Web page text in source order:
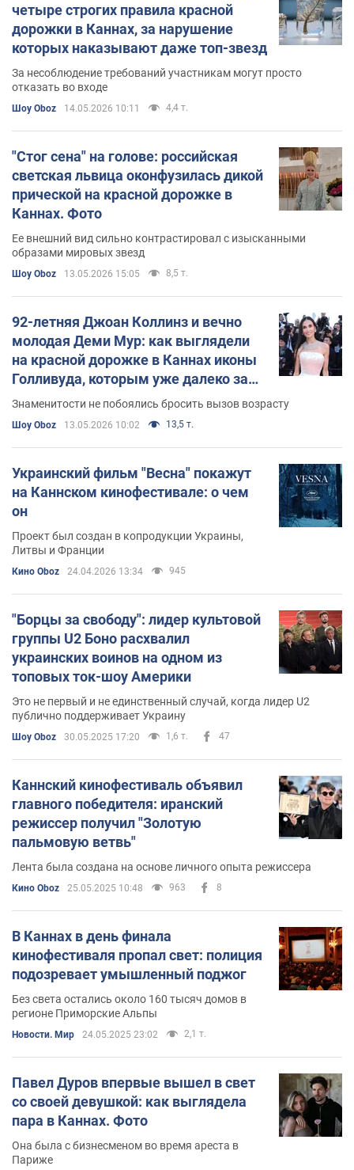
четыре строгих правила красной
дорожки в Каннах, за нарушение
которых наказывают даже топ-звезд
За несоблюдение требований участникам могут просто
отказать во входе
Шоу Oboz 14.05.2026 10:11 4,4 т.
"Стог сена" на голове: российская
светская львица оконфузилась дикой
прической на красной дорожке в
Каннах. Фото
Ее внешний вид сильно контрастировал с изысканными
образами мировых звезд
Шоу Oboz 13.05.2026 15:05 8,5 т.
92-летняя Джоан Коллинз и вечно
молодая Деми Мур: как выглядели
на красной дорожке в Каннах иконы
Голливуда, которым уже далеко за
60. Фото
Знаменитости не побоялись бросить вызов возрасту
Шоу Oboz 13.05.2026 10:02 13,5 т.
Украинский фильм "Весна" покажут
на Каннском кинофестивале: о чем
он
Проект был создан в копродукции Украины,
Литвы и Франции
Кино Oboz 24.04.2026 13:34 945
"Борцы за свободу": лидер культовой
группы U2 Боно расхвалил
украинских воинов на одном из
топовых ток-шоу Америки
Это не первый и не единственный случай, когда лидер U2
публично поддерживает Украину
Шоу Oboz 30.05.2025 17:20 1,6 т. 47
Каннский кинофестиваль объявил
главного победителя: иранский
режиссер получил "Золотую
пальмовую ветвь"
Лента была создана на основе личного опыта режиссера
Кино Oboz 25.05.2025 10:48 963 8
В Каннах в день финала
кинофестиваля пропал свет: полиция
подозревает умышленный поджог
Без света остались около 160 тысяч домов в
регионе Приморские Альпы
Новости. Мир 24.05.2025 23:02 2,1 т.
Павел Дуров впервые вышел в свет
со своей девушкой: как выглядела
пара в Каннах. Фото
Она была с бизнесменом во время ареста в
Париже